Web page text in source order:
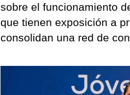
sobre el funcionamiento
que tienen exposición a
consolidan una red de